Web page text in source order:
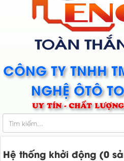
CÔNG TY TNHH
NGHỆ ÔTÔ
UY TÍN - CHẤT
Hệ thống khởi động (0